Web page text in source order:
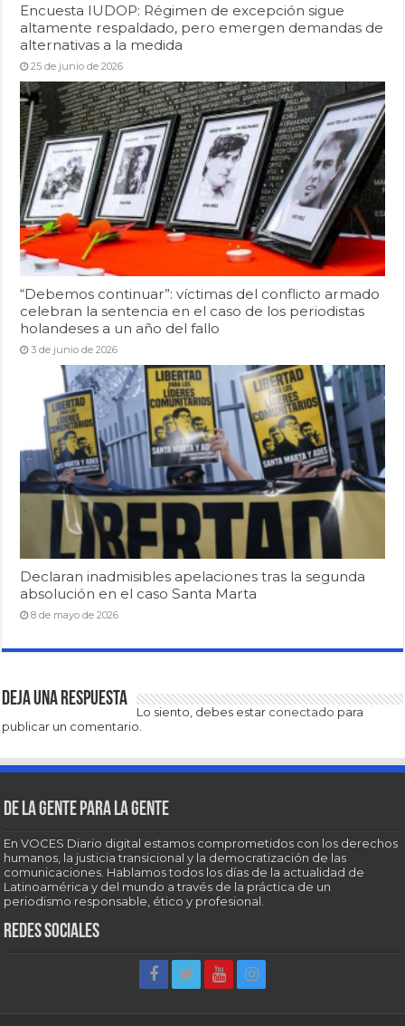
Encuesta IUDOP: Régimen de excepción sigue
altamente respaldado, pero emergen demandas de
alternativas a la medida
25 de junio de 2026
“Debemos continuar”: víctimas del conflicto armado
celebran la sentencia en el caso de los periodistas
holandeses a un año del fallo
3 de junio de 2026
Declaran inadmisibles apelaciones tras la segunda
absolución en el caso Santa Marta
8 de mayo de 2026
Deja una respuesta
Lo siento, debes estar conectado para
publicar un comentario.
De la gente para la gente
En VOCES Diario digital estamos comprometidos con los derechos
humanos, la justicia transicional y la democratización de las
comunicaciones. Hablamos todos los días de la actualidad de
Latinoamérica y del mundo a través de la práctica de un
periodismo responsable, ético y profesional.
Redes sociales